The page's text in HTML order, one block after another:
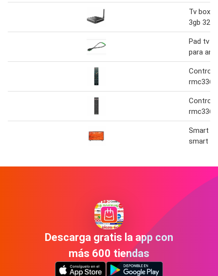
Tv box
3gb 32gb
Pad tv
para
Control
Control
Smart
smart
Descarga gratis la app con
más 600 tiendas